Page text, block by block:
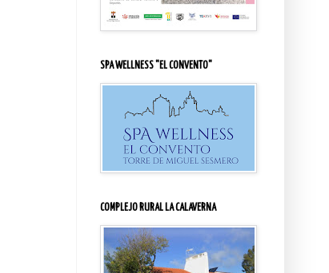
SPA WELLNESS "EL CONVENTO"
COMPLEJO RURAL LA CALAVERNA